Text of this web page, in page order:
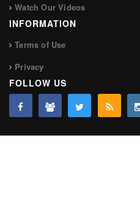
Watch Our Videos
INFORMATION
Terms of Use
Privacy
FOLLOW US